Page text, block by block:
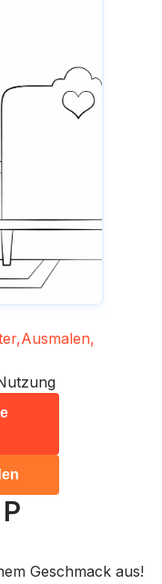
Ausmalen,
Geschmack aus!